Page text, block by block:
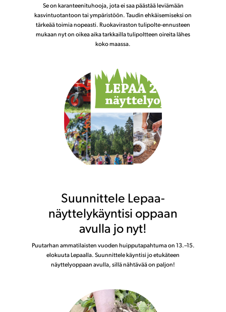
Se on karanteenituhooja, jota ei saa päästää leviämään
kasvintuotantoon tai ympäristöön. Taudin ehkäisemiseksi on
tärkeää toimia nopeasti. Ruokaviraston tulipolte-ennusteen
mukaan nyt on oikea aika tarkkailla tulipoltteen oireita lähes
koko maassa.
Suunnittele Lepaa-
näyttelykäyntisi oppaan
avulla jo nyt!
Puutarhan ammatilaisten vuoden huipputapahtuma on 13.–15.
elokuuta Lepaalla. Suunnittele käyntisi jo etukäteen
näyttelyoppaan avulla, sillä nähtävää on paljon!